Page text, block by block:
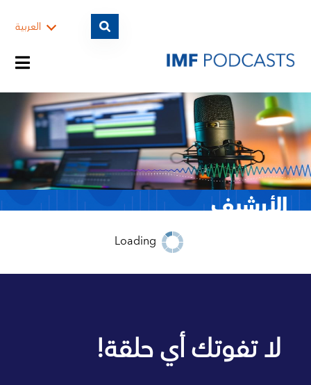
العربية
قوائم البث
المواضيع
الأرشيف
صفحة الصندوق الرئيسية
الأرشيف
Loading
لا تفوتك أي حلقة!